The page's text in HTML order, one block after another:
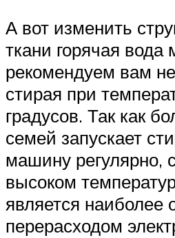
А вот изменить
ткани горячая
рекомендуем вам
стирая при
градусов. Так как
семей запускает
машину регулярно,
высоком
является наиболее
перерасходом